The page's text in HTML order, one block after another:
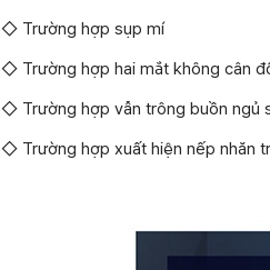
◇ Trường hợp sụp mí
◇ Trường hợp hai mắt không cân
◇ Trường hợp vẫn trông buồn ngủ
◇ Trường hợp xuất hiện nếp nhăn